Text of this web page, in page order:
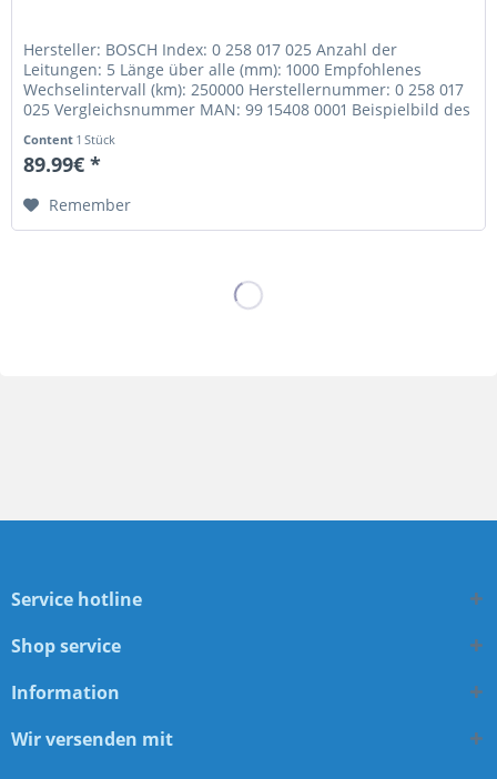
Hersteller: BOSCH Index: 0 258 017 025 Anzahl der
Leitungen: 5 Länge über alle (mm): 1000 Empfohlenes
Wechselintervall (km): 250000 Herstellernummer: 0 258 017
025 Vergleichsnummer MAN: 99 15408 0001 Beispielbild des
Content1 Stück
89.99€ *
Remember
Service hotline
Shop service
Information
Wir versenden mit